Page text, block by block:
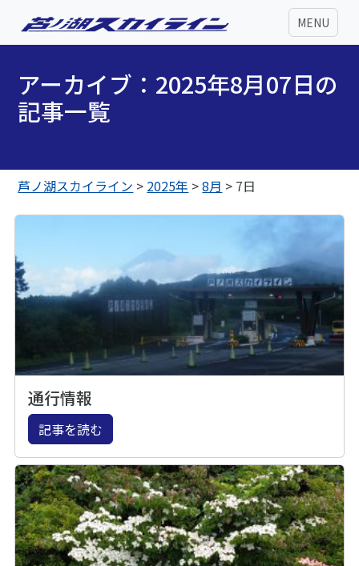
MENU
アーカイブ：2025年8月07日の
記事一覧
芦ノ湖スカイライン > 2025年 >8月 > 7日
通行情報
記事を読む